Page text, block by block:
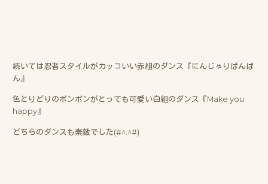
続いては忍者スタイルがカッコいい赤組のダンス『にんじゃりばんば
ん』
色とりどりのポンポンがとっても可愛い白組のダンス『Make you
happy』
どちらのダンスも素敵でした(#^.^#)